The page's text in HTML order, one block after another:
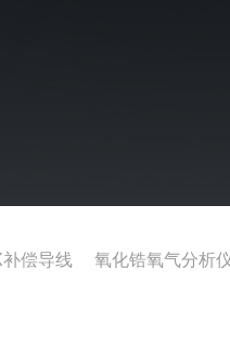
补偿导线 氧化锆氧气分析